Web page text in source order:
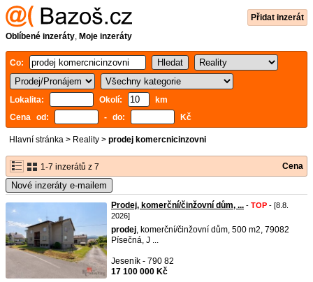
Přidat inzerát
Oblíbené inzeráty, Moje inzeráty
Co:
Lokalita: Okolí:
km
Cena od:
- do: Kč
Hlavní stránka > Reality > prodej komercnicinzovni
1-7 inzerátů z 7 Cena
Nové inzeráty e-mailem
Prodej, komerční/činžovní dům, ... - TOP - [8.8.
2026]
prodej, komerční/činžovní dům, 500 m2, 79082
Písečná, J ...
Jeseník - 790 82
17 100 000 Kč